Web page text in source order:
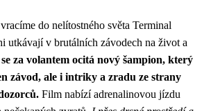
do nelítostného světa Terminal
utkávají v brutálních závodech na život a
za volantem ocitá nový šampion, který
závod, ale i intriky a zradu ze strany
Film nabízí adrenalinovou jízdu